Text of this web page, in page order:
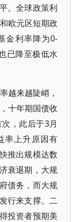
。全球政策利
欧元区短期政
金利率降为0-
已降至极低水
越来越陡峭，
十年期国债收
，此后于3月
率上升原因有
推出规模达数
衰退期，大规
债务，而大规
行来支撑。二
投资者预期美